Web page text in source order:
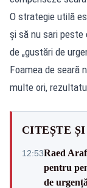
O strategie utilă
și să nu sari
de „gustări de
Foamea de seară
multe ori,
CITEȘTE ȘI
12:53Raed
pentru
de urgență